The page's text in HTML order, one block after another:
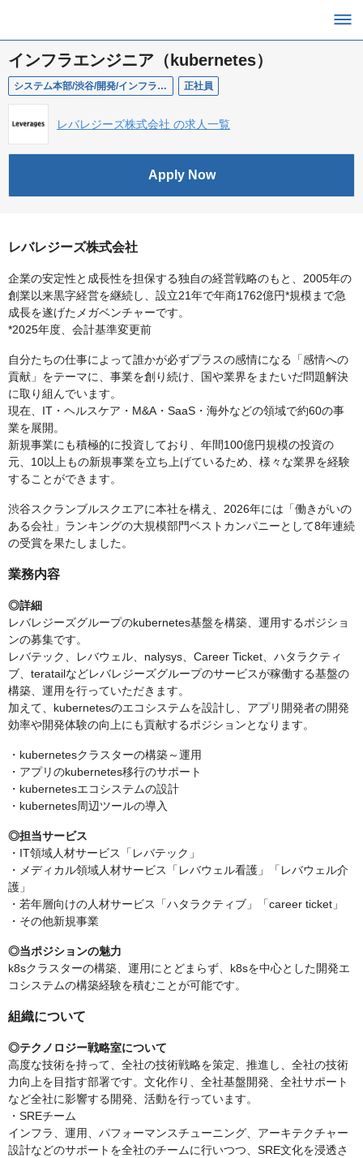
インフラエンジニア（kubernetes）
システム本部/渋谷/開発/インフラエンジニア（kubernetes） 正社員
レバレジーズ株式会社 の求人一覧
Apply Now
レバレジーズ株式会社
企業の安定性と成長性を担保する独自の経営戦略のもと、2005年の
創業以来黒字経営を継続し、設立21年で年商1762億円*規模まで急
成長を遂げたメガベンチャーです。
*2025年度、会計基準変更前
自分たちの仕事によって誰かが必ずプラスの感情になる「感情への
貢献」をテーマに、事業を創り続け、国や業界をまたいだ問題解決
に取り組んでいます。
現在、IT・ヘルスケア・M&A・SaaS・海外などの領域で約60の事
業を展開。
新規事業にも積極的に投資しており、年間100億円規模の投資の
元、10以上もの新規事業を立ち上げているため、様々な業界を経験
することができます。
渋谷スクランブルスクエアに本社を構え、2026年には「働きがいの
ある会社」ランキングの大規模部門ベストカンパニーとして8年連続
の受賞を果たしました。
業務内容
◎詳細
レバレジーズグループのkubernetes基盤を構築、運用するポジショ
ンの募集です。
レバテック、レバウェル、nalysys、Career Ticket、ハタラクティ
ブ、teratailなどレバレジーズグループのサービスが稼働する基盤の
構築、運用を行っていただきます。
加えて、kubernetesのエコシステムを設計し、アプリ開発者の開発
効率や開発体験の向上にも貢献するポジションとなります。
・kubernetesクラスターの構築～運用
・アプリのkubernetes移行のサポート
・kubernetesエコシステムの設計
・kubernetes周辺ツールの導入
◎担当サービス
・IT領域人材サービス「レバテック」
・メディカル領域人材サービス「レバウェル看護」「レバウェル介
護」
・若年層向けの人材サービス「ハタラクティブ」「career ticket」
・その他新規事業
◎当ポジションの魅力
k8sクラスターの構築、運用にとどまらず、k8sを中心とした開発エ
コシステムの構築経験を積むことが可能です。
組織について
◎テクノロジー戦略室について
高度な技術を持って、全社の技術戦略を策定、推進し、全社の技術
力向上を目指す部署です。文化作り、全社基盤開発、全社サポート
など全社に影響する開発、活動を行っています。
・SREチーム
インフラ、運用、パフォーマンスチューニング、アーキテクチャー
設計などのサポートを全社のチームに行いつつ、SRE文化を浸透さ